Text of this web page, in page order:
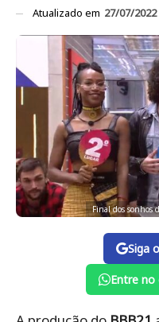
Atualizado em 27/07/2022
Final dos sonhos
Siga
Entre no